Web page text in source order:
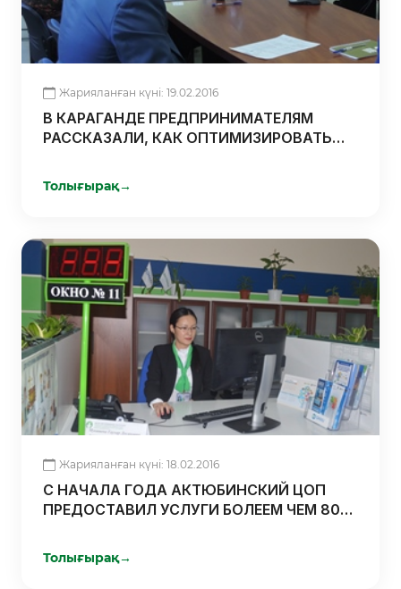
Жарияланған күні: 19.02.2016
В КАРАГАНДЕ ПРЕДПРИНИМАТЕЛЯМ
РАССКАЗАЛИ, КАК ОПТИМИЗИРОВАТЬ
УСЛОВИЯХ КРИЗИСА
Толығырақ→
Жарияланған күні: 18.02.2016
С НАЧАЛА ГОДА АКТЮБИНСКИЙ ЦОП
ПРЕДОСТАВИЛ УСЛУГИ БОЛЕЕМ ЧЕМ 800
Толығырақ→